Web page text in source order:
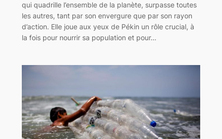
qui quadrille l’ensemble de la planète, surpasse toutes
les autres, tant par son envergure que par son rayon
d’action. Elle joue aux yeux de Pékin un rôle crucial, à
la fois pour nourrir sa population et pour…